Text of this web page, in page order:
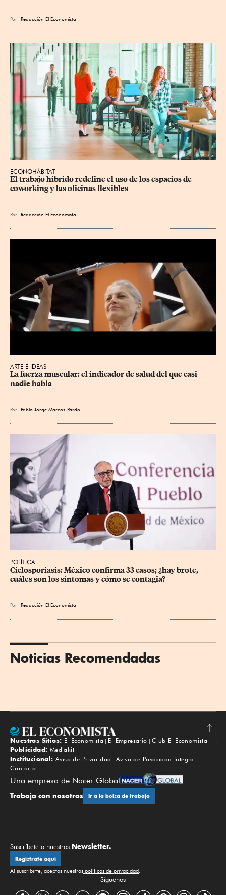
Por Redacción El Economista
ECONOHÁBITAT
El trabajo híbrido redefine el uso de los espacios de
coworking y las oficinas flexibles
Por Redacción El Economista
ARTE E IDEAS
La fuerza muscular: el indicador de salud del que casi
nadie habla
Por Pablo Jorge Marcos-Pardo
POLÍTICA
Ciclosporiasis: México confirma 33 casos; ¿hay brote,
cuáles son los síntomas y cómo se contagia?
Por Redacción El Economista
Noticias Recomendadas
Subir
Nuestros Sitios: El Economista El Empresario
Club El Economista
Publicidad: Mediakit
Institucional: Aviso de Privacidad
Aviso de Privacidad Integral
Contacto
Una empresa de Nacer Global
Trabaja con nosotros Ir a la bolsa de trabajo
Suscríbete a nuestros Newsletter.
Regístrate aquí
Al suscribirte, aceptas nuestras políticas de privacidad.
Síguenos